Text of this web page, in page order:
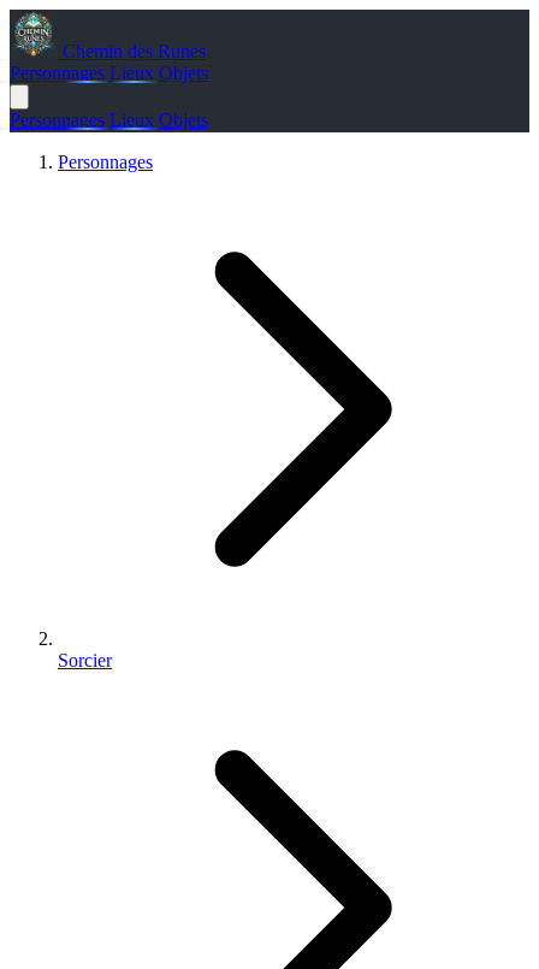
Chemin des Runes
Personnages Lieux Objets
Personnages Lieux Objets
Personnages
Sorcier